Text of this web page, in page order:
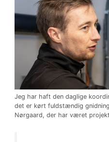
Jeg har haft den daglige
det er kørt fuldstændig
Nørgaard, der har været